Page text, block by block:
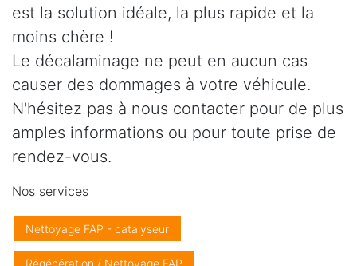
est la solution idéale, la plus rapide et la
moins chère !
Le décalaminage ne peut en aucun cas
causer des dommages à votre véhicule.
N'hésitez pas à nous contacter pour de plus
amples informations ou pour toute prise de
rendez-vous.
Nos services
Nettoyage FAP - catalyseur